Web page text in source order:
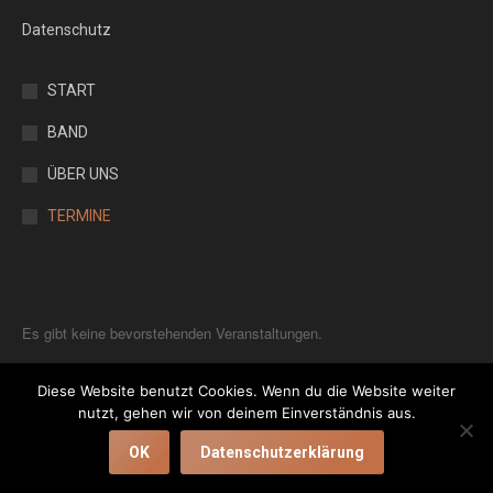
Datenschutz
START
BAND
ÜBER UNS
TERMINE
Es gibt keine bevorstehenden Veranstaltungen.
Diese Website benutzt Cookies. Wenn du die Website weiter
nutzt, gehen wir von deinem Einverständnis aus.
OK Datenschutzerklärung